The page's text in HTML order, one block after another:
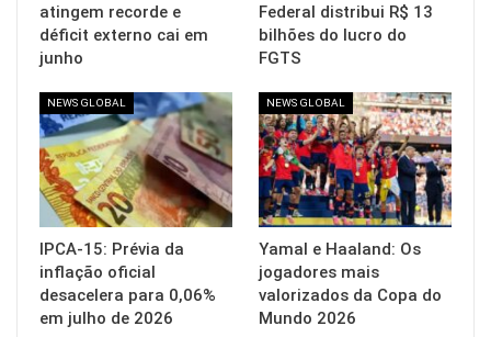
atingem recorde e
déficit externo cai em
junho
Federal distribui R$ 13
bilhões do lucro do
FGTS
NEWS GLOBAL
IPCA-15: Prévia da
inflação oficial
desacelera para 0,06%
em julho de 2026
NEWS GLOBAL
Yamal e Haaland: Os
jogadores mais
valorizados da Copa do
Mundo 2026